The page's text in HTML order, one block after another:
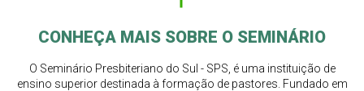
CONHEÇA MAIS SOBRE O SEMINÁRIO
O Seminário Presbiteriano do Sul - SPS, é uma instituição de
ensino superior destinada à formação de pastores. Fundado em